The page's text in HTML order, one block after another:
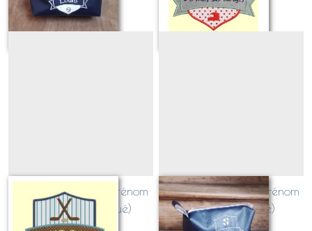
Blason SPORT avec prénom
HOCKEY (appliqué)
Blason SPORT avec prénom
FOOT (appliqué)